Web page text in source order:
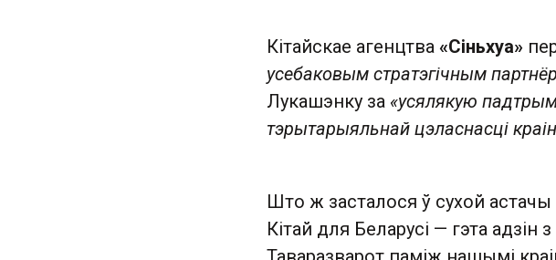
Кітайскае агенцтва «Сіньхуа»
усебаковым стратэгічным
Лукашэнку за «усялякую
тэрытарыяльнай цэласнасці
Што ж засталося ў сухой
Кітай для Беларусі — гэта